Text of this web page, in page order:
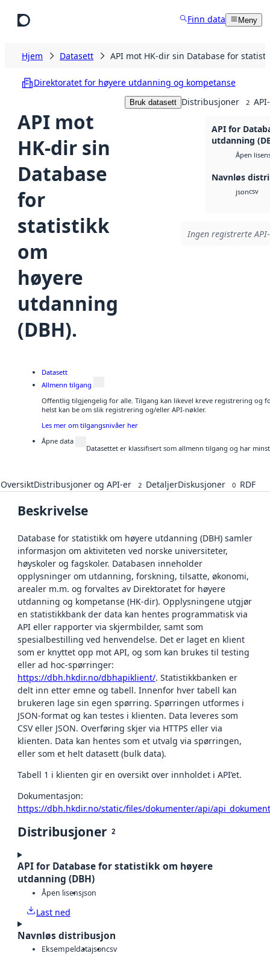
Finn data Meny
Hjem Datasett API mot HK-dir sin Database for
Direktoratet for høyere utdanning og kompetanse
API mot
HK-dir sin
Database
for
statistikk
om
høyere
utdanning
(DBH).
Bruk datasett Distribusjoner 2
API for
utdanning
Åpen
Navnløs
jsoncsv
Ingen registrerte
Datasett
Allmenn tilgang
Offentlig tilgjengelig for alle. Tilgang kan likevel kreve registrering og
helst kan be om slik registrering og/eller API-nøkler.
Les mer om tilgangsnivåer her
Åpne data
Datasettet er klassifisert som allmenn tilgang og har
OversiktDistribusjoner og API-er 2 DetaljerDiskusjoner 0 RDF
Beskrivelse
Database for statistikk om høyere utdanning (DBH) samler
informasjon om aktiviteten ved norske universiteter,
høyskoler og fagskoler. Databasen inneholder
opplysninger om utdanning, forskning, tilsatte, økonomi,
arealer m.m. og forvaltes av Direktoratet for høyere
utdanning og kompetanse (HK-dir). Opplysningene utgjør
en statistikkbank der data kan hentes programmatisk via
API eller rapporter via skjermbilder, samt som
spesialbestilling ved henvendelse. Det er laget en klient
som er knyttet opp mot API, og som kan brukes til testing
eller ad hoc-spørringer:
https://dbh.hkdir.no/dbhapiklient/. Statistikkbanken er
delt inn etter emne og tabell. Innenfor hver tabell kan
brukeren lage sin egen spørring. Spørringen utformes i
JSON-format og kan testes i klienten. Data leveres som
CSV eller JSON. Overføring skjer via HTTPS eller via
klienten. Data kan hentes som et utvalg via spørringen,
eller som et helt datasett (bulk data).
Tabell 1 i klienten gir en oversikt over innholdet i API’et.
Dokumentasjon:
https://dbh.hkdir.no/static/files/dokumenter/api/
Distribusjoner 2
API for Database for statistikk om høyere
utdanning (DBH)
Åpen lisensjson
Last ned
Navnløs distribusjon
Eksempeldatajsoncsv